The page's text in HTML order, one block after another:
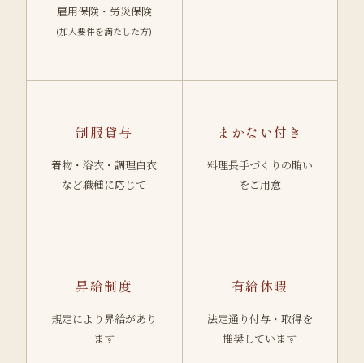
雇用保険・労災保険
(加入要件を満たした方)
制服貸与
着物・浴衣・調理白衣
など職種に応じて
まかない付き
料理長手づくりの賄い
をご用意
昇給制度
規定により昇給があり
ます
有給休暇
法定通り付与・取得を
推奨しています